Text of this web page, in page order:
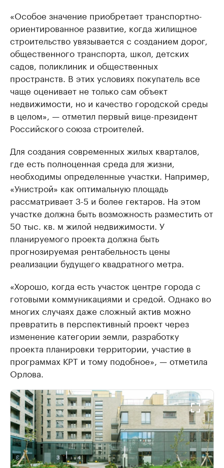
«Особое значение приобретает транспортно-
ориентированное развитие, когда жилищное
строительство увязывается с созданием дорог,
общественного транспорта, школ, детских
садов, поликлиник и общественных
пространств. В этих условиях покупатель все
чаще оценивает не только сам объект
недвижимости, но и качество городской среды
в целом», — отметил первый вице-президент
Российского союза строителей.
Для создания современных жилых кварталов,
где есть полноценная среда для жизни,
необходимы определенные участки. Например,
«Унистрой» как оптимальную площадь
рассматривает 3-5 и более гектаров. На этом
участке должна быть возможность разместить от
50 тыс. кв. м жилой недвижимости. У
планируемого проекта должна быть
прогнозируемая рентабельность цены
реализации будущего квадратного метра.
«Хорошо, когда есть участок центре города с
готовыми коммуникациями и средой. Однако во
многих случаях даже сложный актив можно
превратить в перспективный проект через
изменение категории земли, разработку
проекта планировки территории, участие в
программах КРТ и тому подобное», — отметила
Орлова.